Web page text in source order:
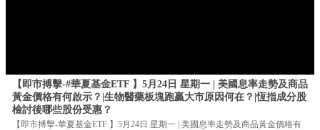
【即市搏擊-#華夏基金ETF 】5月24日 星期一 | 美國息率走勢及商品
黃金價格有何啟示？|生物醫藥板塊跑贏大市原因何在？|恆指成分股
檢討後哪些股份受惠？
【即市搏擊-華夏基金ETF 】5月24日 星期一 | 美國息率走勢及商品黃金價格有